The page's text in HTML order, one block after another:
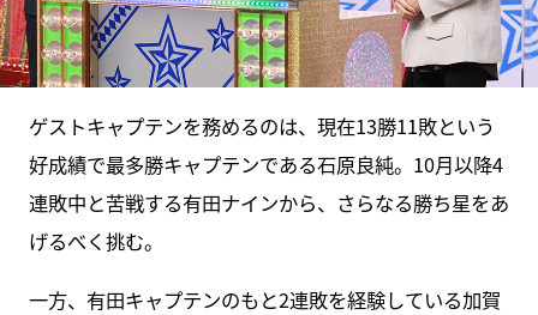
ゲストキャプテンを務めるのは、現在13勝11敗という
好成績で最多勝キャプテンである石原良純。10月以降4
連敗中と苦戦する有田ナインから、さらなる勝ち星をあ
げるべく挑む。
一方、有田キャプテンのもと2連敗を経験している加賀